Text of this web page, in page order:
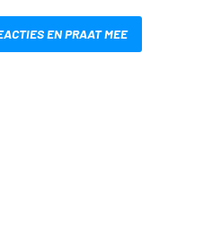
EN PRAAT MEE